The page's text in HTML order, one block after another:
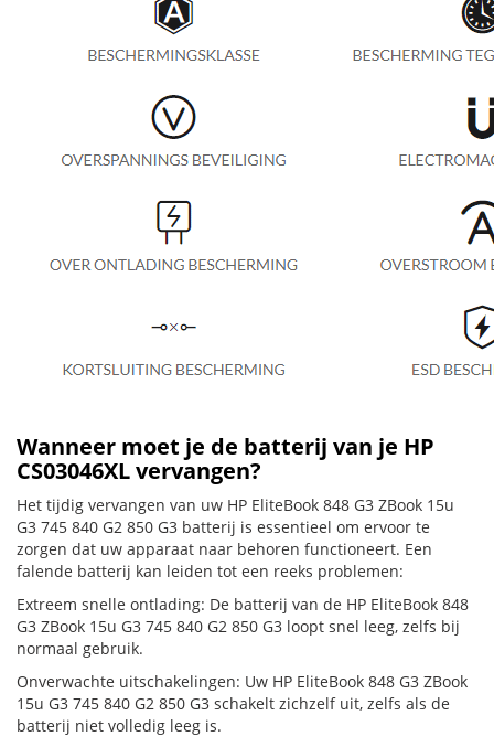
Wanneer moet je de batterij van je HP
CS03046XL vervangen?
Het tijdig vervangen van uw HP EliteBook 848 G3 ZBook 15u
G3 745 840 G2 850 G3 batterij is essentieel om ervoor te
zorgen dat uw apparaat naar behoren functioneert. Een
falende batterij kan leiden tot een reeks problemen:
Extreem snelle ontlading: De batterij van de HP EliteBook 848
G3 ZBook 15u G3 745 840 G2 850 G3 loopt snel leeg, zelfs bij
normaal gebruik.
Onverwachte uitschakelingen: Uw HP EliteBook 848 G3 ZBook
15u G3 745 840 G2 850 G3 schakelt zichzelf uit, zelfs als de
batterij niet volledig leeg is.